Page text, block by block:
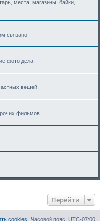
места, магазины, байки,
связано.
фото дела.
вещей.
фильмов.
Перейти
Часовой пояс: UTC-07:00
cookies